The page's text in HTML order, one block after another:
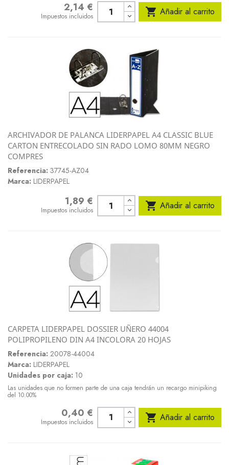
2,14 €
Impuestos incluidos  Añadir al carrito
ARCHIVADOR DE PALANCA LIDERPAPEL A4 CLASSIC BLUE
CARTON ENTRECOLADO SIN RADO LOMO 80MM NEGRO
COMPRES
Referencia: 37745-AZ04
Marca: LIDERPAPEL
1,89 €
Impuestos incluidos  Añadir al carrito
CARPETA LIDERPAPEL DOSSIER UÑERO 44004
POLIPROPILENO DIN A4 INCOLORA 20 HOJAS
Referencia: 20078-44004
Marca: LIDERPAPEL
Unidades por caja: 10
Las unidades que no formen parte de una caja tendrán un recargo minipiking
del 10.00%
0,40 €
Impuestos incluidos  Añadir al carrito